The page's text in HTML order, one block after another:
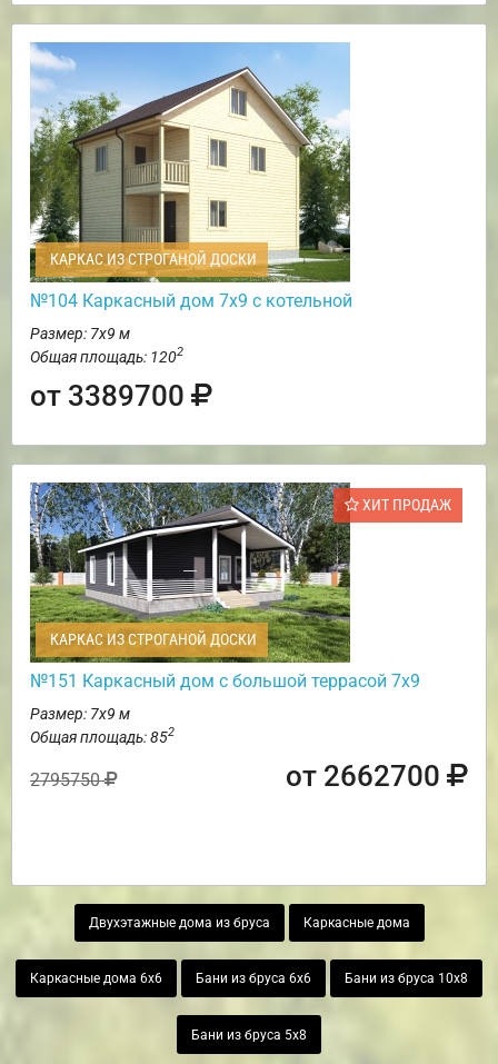
КАРКАС ИЗ СТРОГАНОЙ ДОСКИ
№104 Каркасный дом 7х9 с котельной
Размер: 7х9 м
Общая площадь: 1202
от 3389700
ХИТ ПРОДАЖ
КАРКАС ИЗ СТРОГАНОЙ ДОСКИ
№151 Каркасный дом с большой террасой 7х9
Размер: 7х9 м
Общая площадь: 852
2795750 от 2662700
Двухэтажные дома из бруса Каркасные дома
Каркасные дома 6х6 Бани из бруса 6х6 Бани из бруса 10х8
Бани из бруса 5х8